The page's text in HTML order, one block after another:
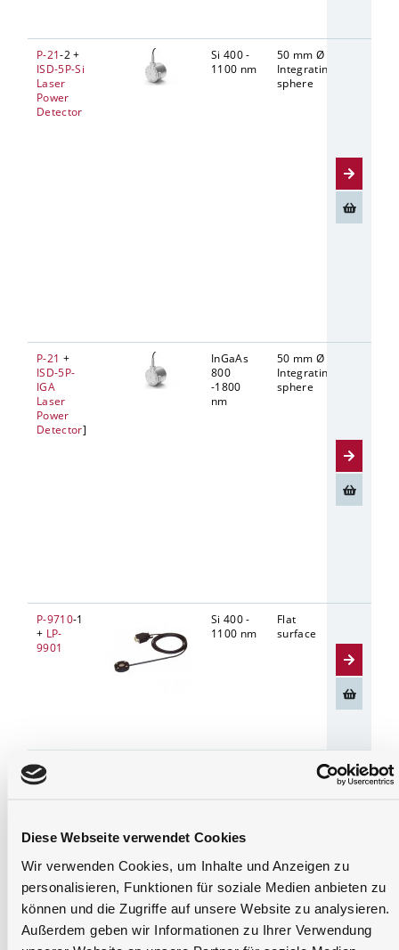
Diese Webseite verwendet Cookies
Wir verwenden Cookies, um Inhalte und Anzeigen zu
personalisieren, Funktionen für soziale Medien anbieten zu
können und die Zugriffe auf unsere Website zu analysieren.
Außerdem geben wir Informationen zu Ihrer Verwendung
P-21-2 +
ISD-5P-Si
Laser
Power
Detector
Si 400 -
1100 nm
50 mm Ø
Integrating
sphere
P-21 +
ISD-5P-
IGA
Laser
Power
Detector]
InGaAs
800
-1800
nm
50 mm Ø
Integrating
sphere
P-9710-1
+ LP-
9901
Si 400 -
1100 nm
Flat
surface
P-21
PD-45
10000
10 mm
P-21-1 +
PD-MSD-
76 mm x
Fits
into the